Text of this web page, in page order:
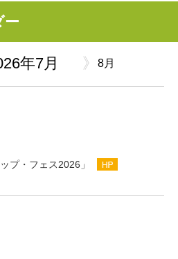
ー
年7月 》 8月
プ・フェス2026」